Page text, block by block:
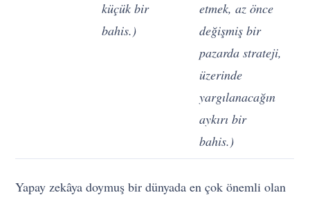
küçük bir
bahis.)
etmek, az önce
değişmiş bir
pazarda strateji,
üzerinde
yargılanacağın
aykırı bir
bahis.)
Yapay zekâya doymuş bir dünyada en çok önemli olan